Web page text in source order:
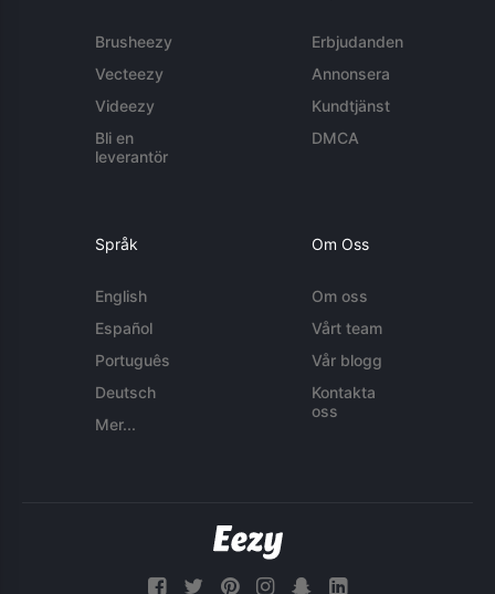
Brusheezy
Vecteezy
Videezy
Bli en
leverantör
Erbjudanden
Annonsera
Kundtjänst
DMCA
Språk
English
Español
Português
Deutsch
Mer...
Om Oss
Om oss
Vårt team
Vår blogg
Kontakta
oss